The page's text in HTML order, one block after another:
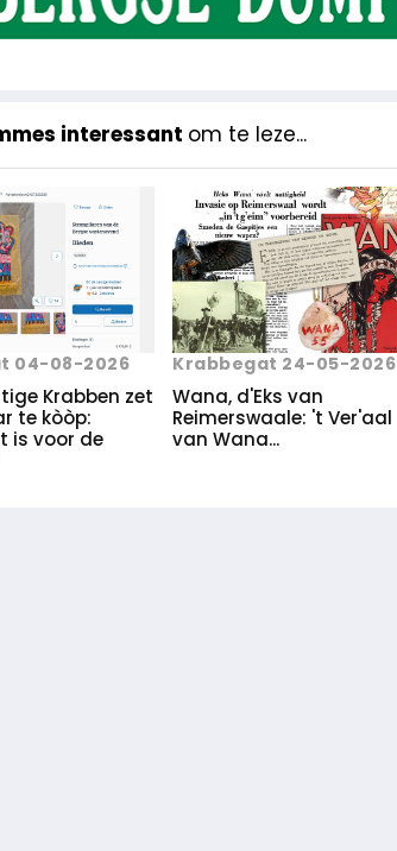
interessant om te leze...
04-08-2026
Krabben zet
te kòòp:
is voor de
Krabbegat 24-05-2026
Wana, d'Eks van
Reimerswaale: 't Ver'aal
van Wana...